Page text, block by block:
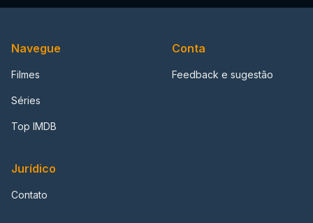
Navegue
Filmes
Séries
Top IMDB
Conta
Feedback e sugestão
Jurídico
Contato